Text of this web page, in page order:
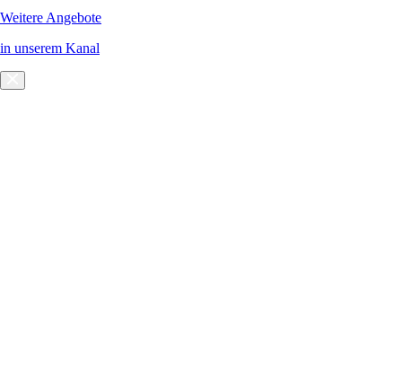
Weitere Angebote
in unserem Kanal